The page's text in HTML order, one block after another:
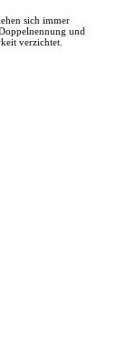
sich immer
und
verzichtet.